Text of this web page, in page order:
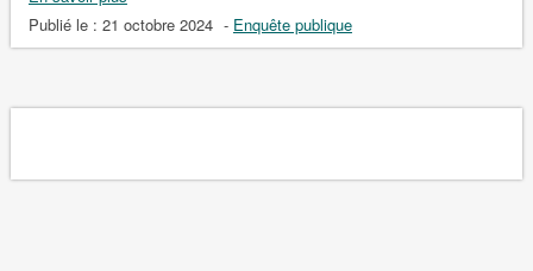
Publié le : 21 octobre 2024 - Enquête publique